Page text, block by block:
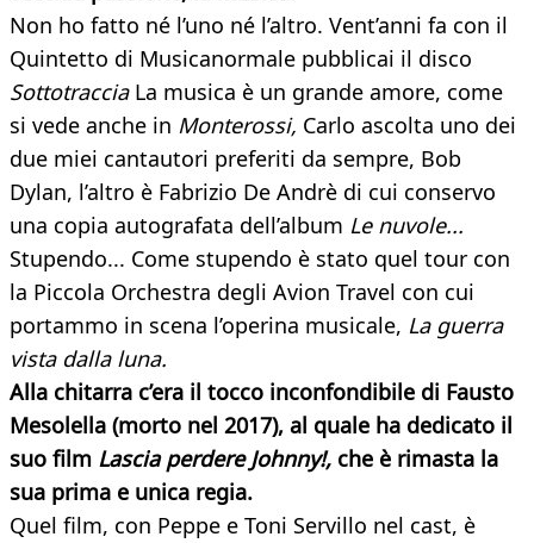
Non ho fatto né l’uno né l’altro. Vent’anni fa con il
Quintetto di Musicanormale pubblicai il disco
SottotracciaLa musica è un grande amore, come
si vede anche in Monterossi, Carlo ascolta uno dei
due miei cantautori preferiti da sempre, Bob
Dylan, l’altro è Fabrizio De Andrè di cui conservo
una copia autografata dell’album Le nuvole...
Stupendo... Come stupendo è stato quel tour con
la Piccola Orchestra degli Avion Travel con cui
portammo in scena l’operina musicale, La guerra
vista dalla luna.
Alla chitarra c’era il tocco inconfondibile di Fausto
Mesolella (morto nel 2017), al quale ha dedicato il
suo film Lascia perdere Johnny!, che è rimasta la
sua prima e unica regia.
Quel film, con Peppe e Toni Servillo nel cast, è